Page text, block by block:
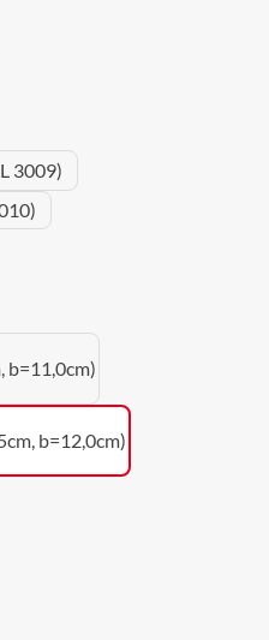
3009)
b=11,0cm)
b=12,0cm)
Wert ein